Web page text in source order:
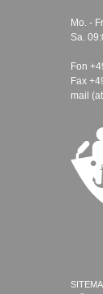
Mo. -
Sa.
Fon
Fax
mail